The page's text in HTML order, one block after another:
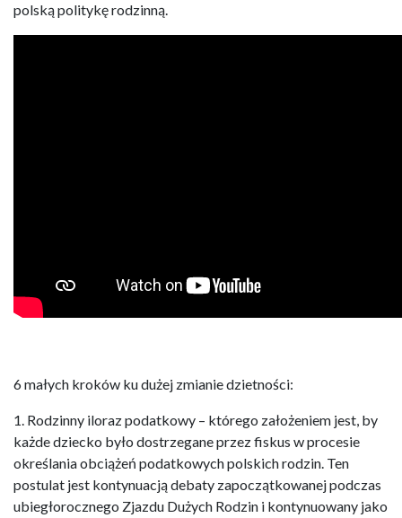
polską politykę rodzinną.
6 małych kroków ku dużej zmianie dzietności:
1. Rodzinny iloraz podatkowy – którego założeniem jest, by
każde dziecko było dostrzegane przez fiskus w procesie
określania obciążeń podatkowych polskich rodzin. Ten
postulat jest kontynuacją debaty zapoczątkowanej podczas
ubiegłorocznego Zjazdu Dużych Rodzin i kontynuowany jako